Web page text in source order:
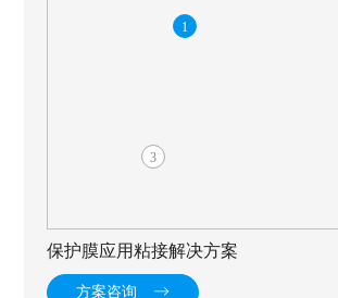
1
3
保护膜应用粘接解决方案
方案咨询